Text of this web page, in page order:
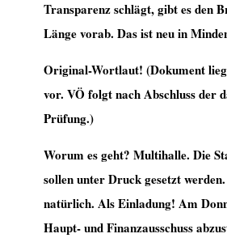
Transparenz schlägt, gibt es den
Länge vorab. Das ist neu in
Original-Wortlaut! (Dokument
vor. VÖ folgt nach Abschluss der
Prüfung.)
Worum es geht? Multihalle. Die
sollen unter Druck gesetzt
natürlich. Als Einladung! Am
Haupt- und Finanzausschuss